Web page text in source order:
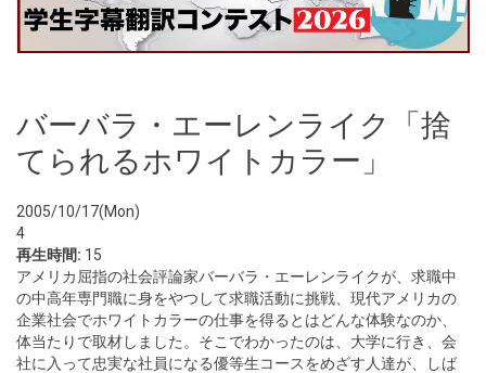
バーバラ・エーレンライク「捨
てられるホワイトカラー」
2005/10/17(Mon)
4
再生時間: 15
アメリカ屈指の社会評論家バーバラ・エーレンライクが、求職中
の中高年専門職に身をやつして求職活動に挑戦、現代アメリカの
企業社会でホワイトカラーの仕事を得るとはどんな体験なのか、
体当たりで取材しました。そこでわかったのは、大学に行き、会
社に入って忠実な社員になる優等生コースをめざす人達が、しば